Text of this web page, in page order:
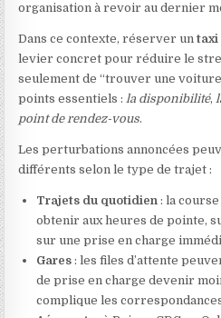
organisation à revoir au dernier
Dans ce contexte, réserver untaxi
levier concret pour réduire le
seulement de “trouver une
points essentiels :la disponibilité,
point de rendez-vous.
Les perturbations annoncées
différents selon le type de trajet :
Trajets du quotidien : la
obtenir aux heures de pointe,
sur une prise en charge
Gares : les files d’attente
de prise en charge devenir
complique les